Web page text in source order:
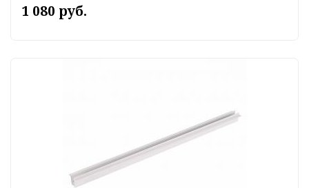
1 080 руб.